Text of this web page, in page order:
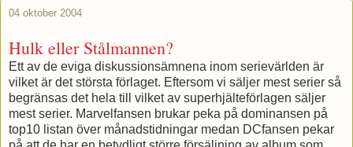
04 oktober 2004
Hulk eller Stålmannen?
Ett av de eviga diskussionsämnena inom serievärlden är
vilket är det största förlaget. Eftersom vi säljer mest serier så
begränsas det hela till vilket av superhjälteförlagen säljer
mest serier. Marvelfansen brukar peka på dominansen på
top10 listan över månadstidningar medan DCfansen pekar